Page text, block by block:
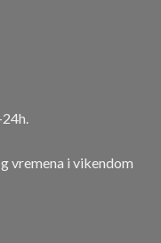
vremena i vikendom